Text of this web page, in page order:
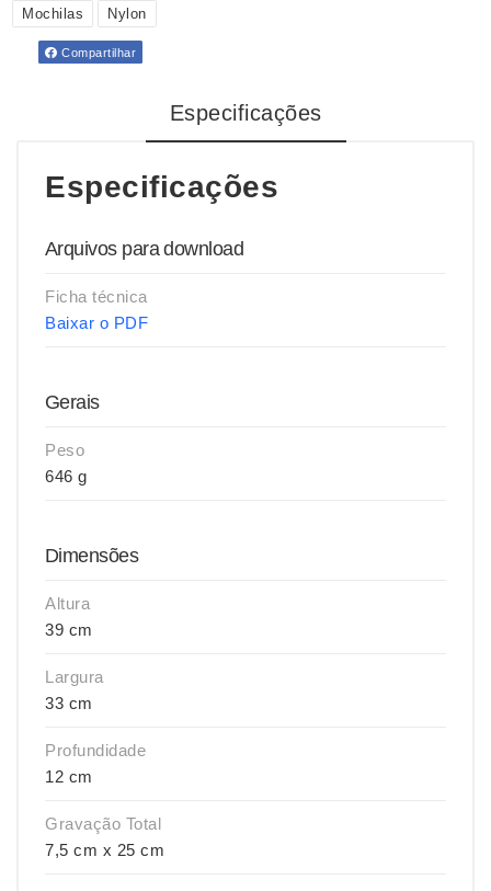
Mochilas
Nylon
Compartilhar
Especificações
Especificações
Arquivos para download
Ficha técnica
Baixar o PDF
Gerais
Peso
646 g
Dimensões
Altura
39 cm
Largura
33 cm
Profundidade
12 cm
Gravação Total
7,5 cm x 25 cm